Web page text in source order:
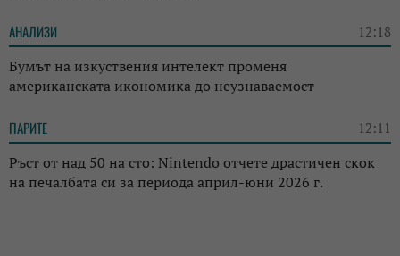
АНАЛИЗИ 12:18
Бумът на изкуствения интелект променя
американската икономика до неузнаваемост
ПАРИТЕ 12:11
Ръст от над 50 на сто: Nintendo отчете драстичен скок
на печалбата си за периода април-юни 2026 г.